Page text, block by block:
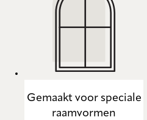
Gemaakt voor speciale
raamvormen